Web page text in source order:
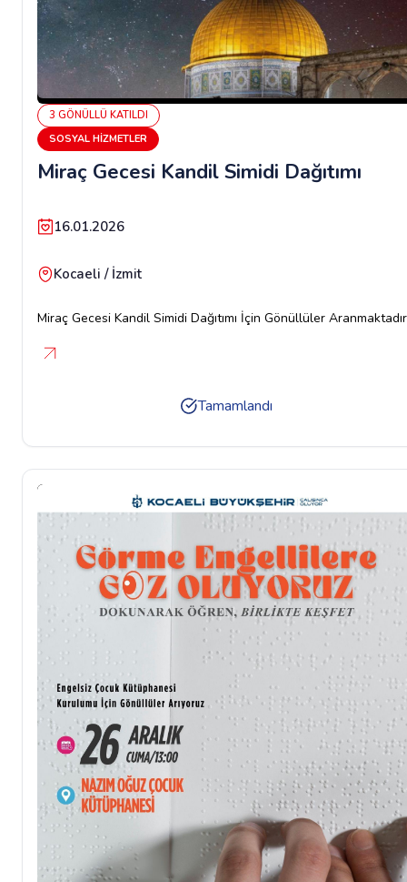
3 GÖNÜLLÜ KATILDI
SOSYAL HIZMETLER
Miraç Gecesi Kandil Simidi Dağıtımı
16.01.2026
Kocaeli / İzmit
Miraç Gecesi Kandil Simidi Dağıtımı İçin Gönüllüler
Tamamlandı